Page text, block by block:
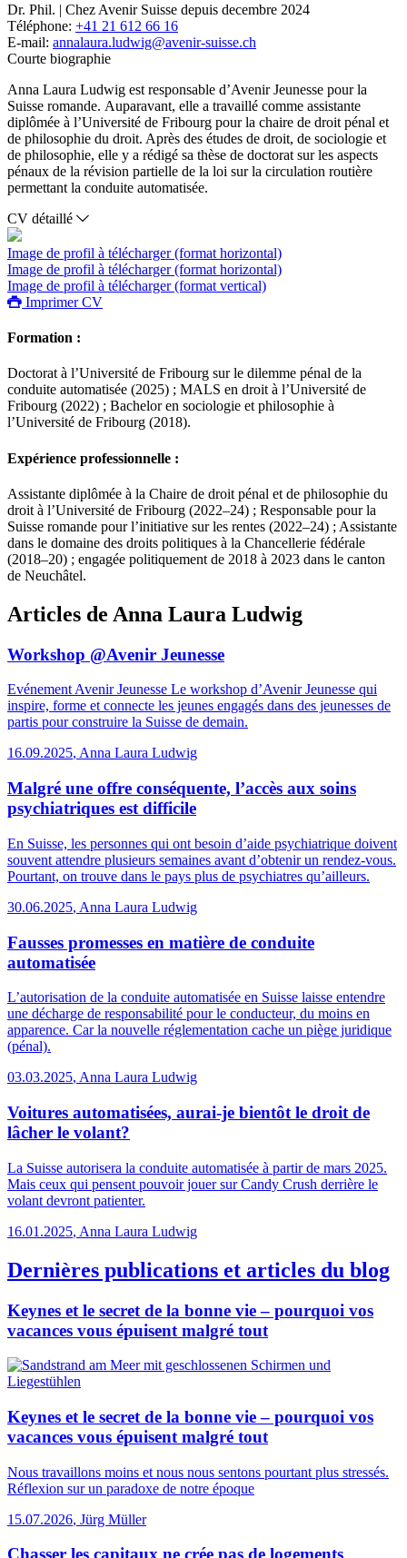
Dr. Phil. | Chez Avenir Suisse depuis decembre 2024
Téléphone: +41 21 612 66 16
E-mail: annalaura.ludwig@avenir-suisse.ch
Courte biographie
Anna Laura Ludwig est responsable d’Avenir Jeunesse pour la
Suisse romande. Auparavant, elle a travaillé comme assistante
diplômée à l’Université de Fribourg pour la chaire de droit pénal et
de philosophie du droit. Après des études de droit, de sociologie et
de philosophie, elle y a rédigé sa thèse de doctorat sur les aspects
pénaux de la révision partielle de la loi sur la circulation routière
permettant la conduite automatisée.
CV détaillé
Image de profil à télécharger (format horizontal)
Image de profil à télécharger (format horizontal)
Image de profil à télécharger (format vertical)
Imprimer CV
Formation :
Doctorat à l’Université de Fribourg sur le dilemme pénal de la
conduite automatisée (2025) ; MALS en droit à l’Université de
Fribourg (2022) ; Bachelor en sociologie et philosophie à
l’Université de Fribourg (2018).
Expérience professionnelle :
Assistante diplômée à la Chaire de droit pénal et de philosophie du
droit à l’Université de Fribourg (2022–24) ; Responsable pour la
Suisse romande pour l’initiative sur les rentes (2022–24) ; Assistante
dans le domaine des droits politiques à la Chancellerie fédérale
(2018–20) ; engagée politiquement de 2018 à 2023 dans le canton
de Neuchâtel.
Articles de Anna Laura Ludwig
Workshop @Avenir Jeunesse
Evénement Avenir Jeunesse Le workshop d’Avenir Jeunesse qui
inspire, forme et connecte les jeunes engagés dans des jeunesses de
partis pour construire la Suisse de demain.
16.09.2025, Anna Laura Ludwig
Malgré une offre conséquente, l’accès aux soins
psychiatriques est difficile
En Suisse, les personnes qui ont besoin d’aide psychiatrique doivent
souvent attendre plusieurs semaines avant d’obtenir un rendez-vous.
Pourtant, on trouve dans le pays plus de psychiatres qu’ailleurs.
30.06.2025, Anna Laura Ludwig
Fausses promesses en matière de conduite
automatisée
L’autorisation de la conduite automatisée en Suisse laisse entendre
une décharge de responsabilité pour le conducteur, du moins en
apparence. Car la nouvelle réglementation cache un piège juridique
(pénal).
03.03.2025, Anna Laura Ludwig
Voitures automatisées, aurai-je bientôt le droit de
lâcher le volant?
La Suisse autorisera la conduite automatisée à partir de mars 2025.
Mais ceux qui pensent pouvoir jouer sur Candy Crush derrière le
volant devront patienter.
16.01.2025, Anna Laura Ludwig
Dernières publications et articles du blog
Keynes et le secret de la bonne vie – pourquoi vos
vacances vous épuisent malgré tout
Keynes et le secret de la bonne vie – pourquoi vos
vacances vous épuisent malgré tout
Nous travaillons moins et nous nous sentons pourtant plus stressés.
Réflexion sur un paradoxe de notre époque
15.07.2026, Jürg Müller